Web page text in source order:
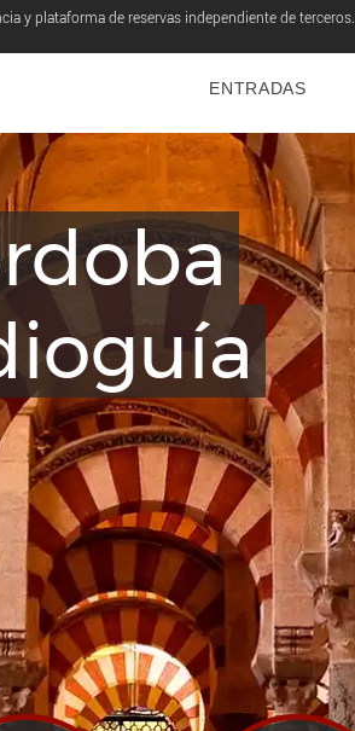
y plataforma de reservas independiente de terceros.
ENTRADAS